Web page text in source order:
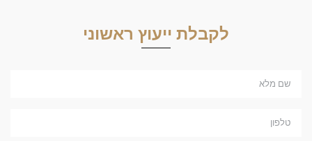
לקבלת ייעוץ ראשוני